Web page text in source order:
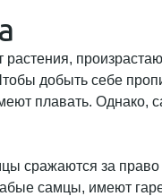
добыть себе
плавать.
сражаются за
самцы, имеют